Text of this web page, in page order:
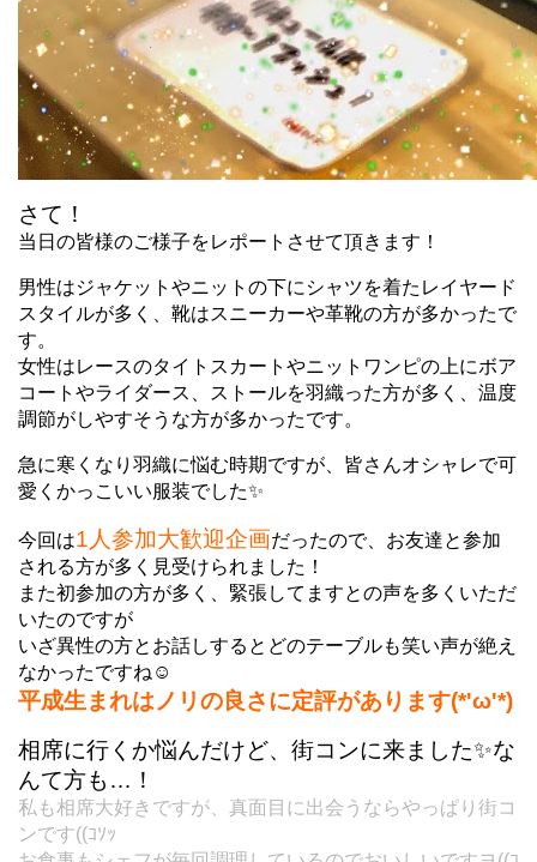
さて！
当日の皆様のご様子をレポートさせて頂きます！
男性はジャケットやニットの下にシャツを着たレイヤード
スタイルが多く、 靴はスニーカーや革靴の方が多かったで
す。
女性はレースのタイトスカートやニットワンピの上にボア
コートやライダース、ストールを羽織った方が多く、温度
調節がしやすそうな方が多かったです。
急に寒くなり羽織に悩む時期ですが、皆さんオシャレで可
愛くかっこいい服装でした✨
今回は1人参加大歓迎企画だったので、お友達と参加
される方が多く見受けられました！
また初参加の方が多く、緊張してますとの声を多くいただ
いたのですが
いざ異性の方とお話しするとどのテーブルも笑い声が絶え
なかったですね☺
平成生まれはノリの良さに定評があります(*'ω'*)
相席に行くか悩んだけど、街コンに来ました✨な
んて方も…！
私も相席大好きですが、真面目に出会うならやっぱり街コ
ンです((ｺｿｯ